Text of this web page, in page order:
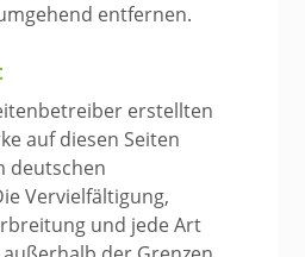
entfernen.
erstellten
auf diesen Seiten
deutschen
Vervielfältigung,
und jede Art